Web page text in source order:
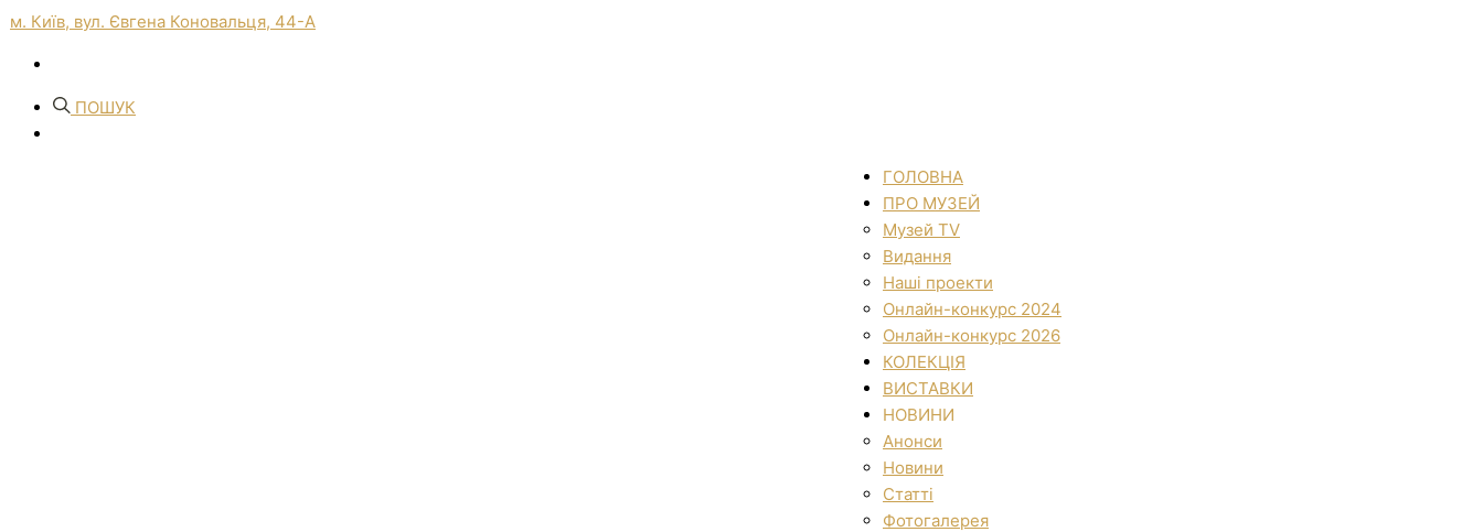
м. Київ, вул. Євгена Коновальця, 44-А
ПОШУК
ГОЛОВНА
ПРО МУЗЕЙ
Музей TV
Видання
Наші проекти
Онлайн-конкурс 2024
Онлайн-конкурс 2026
КОЛЕКЦІЯ
ВИСТАВКИ
НОВИНИ
Анонси
Новини
Статті
Фотогалерея